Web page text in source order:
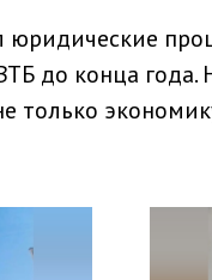
до конца
только